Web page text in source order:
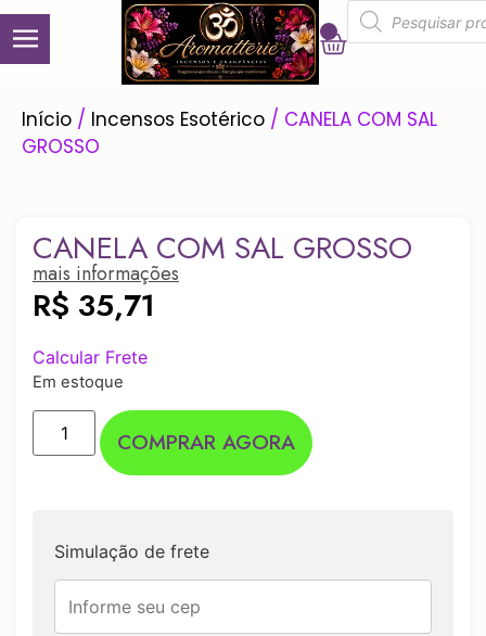
Início / Incensos Esotérico / CANELA COM SAL
GROSSO
CANELA COM SAL GROSSO
mais informações
R$ 35,71
Calcular Frete
Em estoque
COMPRAR AGORA
Simulação de frete